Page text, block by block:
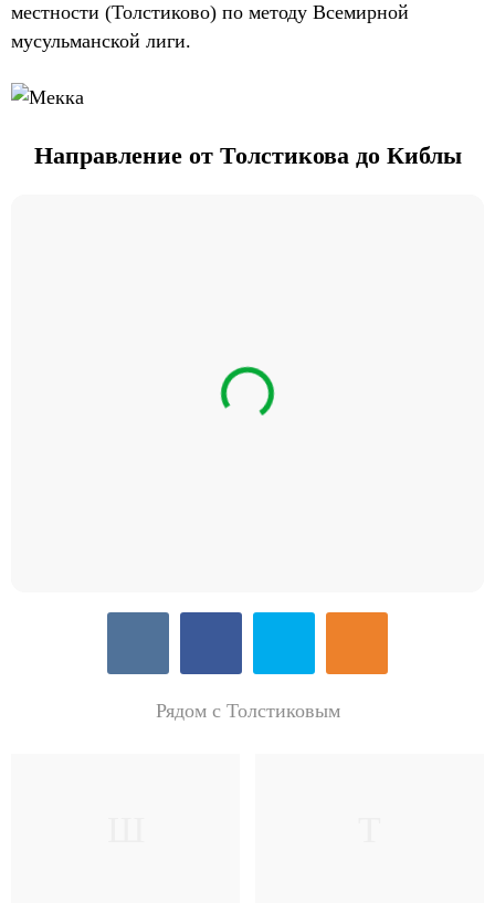
местности (Толстиково) по методу Всемирной
мусульманской лиги.
Направление от Толстикова до Киблы
Рядом с Толстиковым